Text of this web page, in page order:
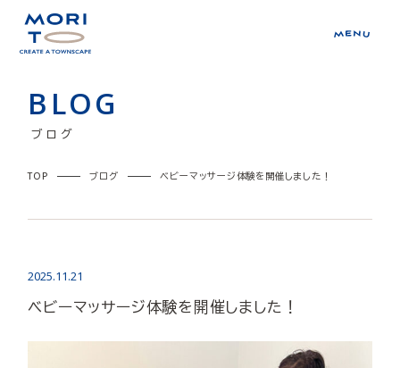
BLOG
ブログ
TOP ブログ ベビーマッサージ体験を開催しました！
2025.11.21
ベビーマッサージ体験を開催しました！